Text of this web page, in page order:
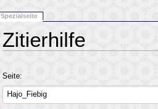
Zitierhilfe
Seite:
Spezialseite